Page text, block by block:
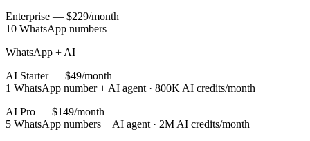
Enterprise — $229/month
10 WhatsApp numbers
WhatsApp + AI
AI Starter — $49/month
1 WhatsApp number + AI agent · 800K AI credits/month
AI Pro — $149/month
5 WhatsApp numbers + AI agent · 2M AI credits/month